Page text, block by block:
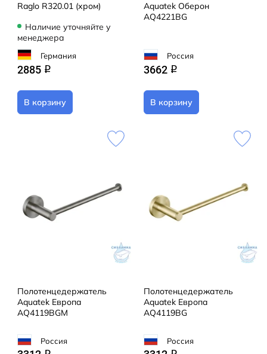
Raglo R320.01 (хром)
Наличие уточняйте у
менеджера
Германия
2885 q
В корзину
Aquatek Оберон
AQ4221BG
Россия
3662 q
В корзину
Полотенцедержатель
Aquatek Европа
AQ4119BGM
Россия
Полотенцедержатель
Aquatek Европа
AQ4119BG
Россия